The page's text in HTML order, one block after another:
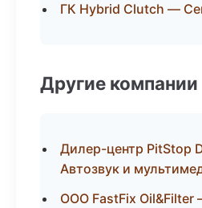
ГК Hybrid Clutch —
Другие компании
Дилер-центр PitStop
Автозвук и
ООО FastFix Oil&Filter